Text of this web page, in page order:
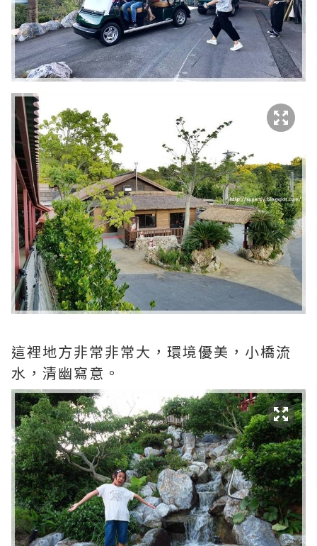
這裡地方非常非常大，環境優美，小橋流
水，清幽寫意。